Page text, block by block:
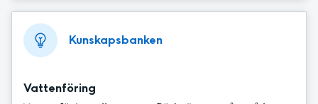
Kunskapsbanken
Vattenföring